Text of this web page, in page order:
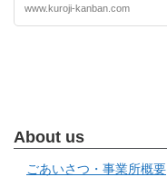
www.kuroji-kanban.com
About us
ごあいさつ・事業所概要